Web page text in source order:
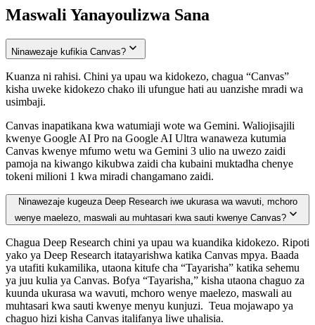
Maswali Yanayoulizwa Sana
Ninawezaje kufikia Canvas?
Kuanza ni rahisi. Chini ya upau wa kidokezo, chagua “Canvas”
kisha uweke kidokezo chako ili ufungue hati au uanzishe mradi wa
usimbaji.
Canvas inapatikana kwa watumiaji wote wa Gemini. Waliojisajili
kwenye Google AI Pro na Google AI Ultra wanaweza kutumia
Canvas kwenye mfumo wetu wa Gemini 3 ulio na uwezo zaidi
pamoja na kiwango kikubwa zaidi cha kubaini muktadha chenye
tokeni milioni 1 kwa miradi changamano zaidi.
Ninawezaje kugeuza Deep Research iwe ukurasa wa wavuti, mchoro
wenye maelezo, maswali au muhtasari kwa sauti kwenye Canvas?
Chagua Deep Research chini ya upau wa kuandika kidokezo. Ripoti
yako ya Deep Research itatayarishwa katika Canvas mpya. Baada
ya utafiti kukamilika, utaona kitufe cha “Tayarisha” katika sehemu
ya juu kulia ya Canvas. Bofya “Tayarisha,” kisha utaona chaguo za
kuunda ukurasa wa wavuti, mchoro wenye maelezo, maswali au
muhtasari kwa sauti kwenye menyu kunjuzi. Teua mojawapo ya
chaguo hizi kisha Canvas italifanya liwe uhalisia.